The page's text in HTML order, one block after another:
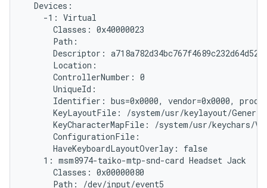
  Devices:
    -1: Virtual
      Classes: 0x40000023
      Path:
Descriptor:
      Location:
      ControllerNumber: 0
      UniqueId:
Identifier: bus=0x0000, vendor=0x0000,
KeyLayoutFile: /system/usr/keylayout/
KeyCharacterMapFile: /system/usr/keychars/
      ConfigurationFile:
      HaveKeyboardLayoutOverlay: false
    1: msm8974-taiko-mtp-snd-card Headset Jack
      Classes: 0x00000080
      Path: /dev/input/event5